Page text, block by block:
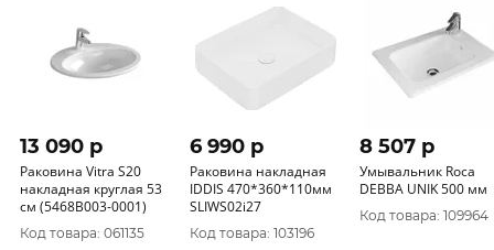
13 090 p
Раковина Vitra S20
накладная круглая 53
см (5468B003-0001)
Код товара: 061135
6 990 p
Раковина накладная
IDDIS 470*360*110мм
SLIWS02i27
Код товара: 103196
8 507 p
Умывальник Roca
DEBBA UNIK 500 мм
Код товара: 109964